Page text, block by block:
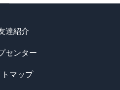
達紹介
センター
マップ